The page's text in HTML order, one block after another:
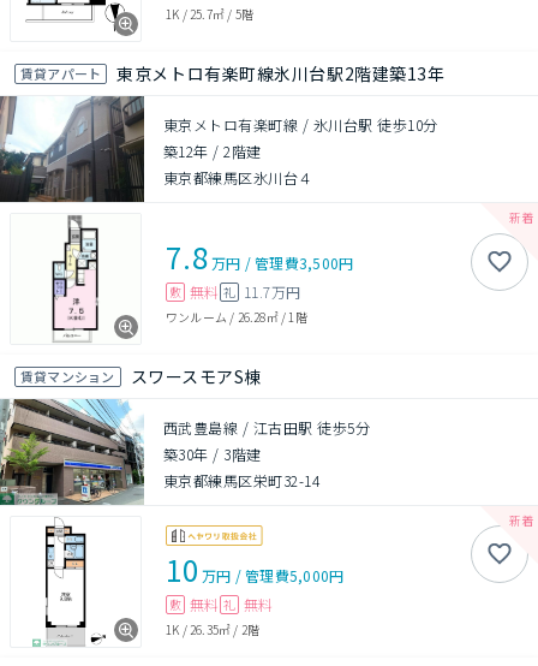
1K / 25.7㎡ / 5階
賃貸アパート 東京メトロ有楽町線氷川台駅2階建築13年
東京メトロ有楽町線 / 氷川台駅 徒歩10分
築12年 /2階建
東京都練馬区氷川台４
7.8万円 /管理費3,500円
敷 無料 礼 11.7万円
ワンルーム / 26.28㎡/ 1階
賃貸マンション スワースモアS棟
西武豊島線 / 江古田駅 徒歩5分
築30年 / 3階建
東京都練馬区栄町32-14
10 万円 /管理費5,000円
敷 無料 礼 無料
1K /26.35㎡ / 2階